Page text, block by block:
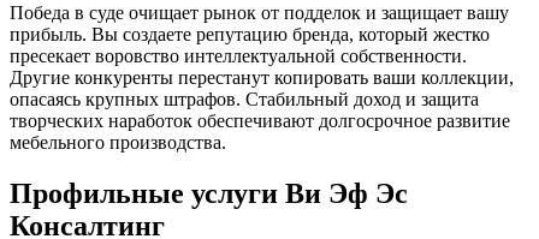
Победа в суде очищает рынок от подделок и защищает вашу
прибыль. Вы создаете репутацию бренда, который жестко
пресекает воровство интеллектуальной собственности.
Другие конкуренты перестанут копировать ваши коллекции,
опасаясь крупных штрафов. Стабильный доход и защита
творческих наработок обеспечивают долгосрочное развитие
мебельного производства.
Профильные услуги Ви Эф Эс
Консалтинг